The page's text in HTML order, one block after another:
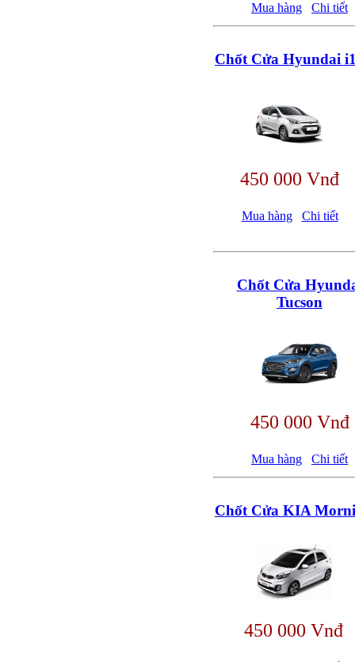
Mua hàng Chi tiết
Chốt Cửa Hyundai
450 000 Vnđ
Mua hàng Chi tiết
Chốt Cửa
Tucson
450 000 Vnđ
Mua hàng Chi tiết
Chốt Cửa KIA
450 000 Vnđ